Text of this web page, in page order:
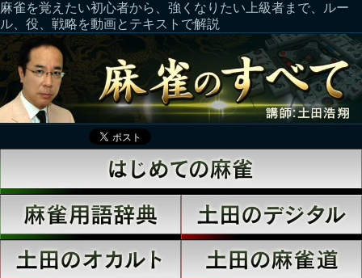
麻雀を覚えたい初心者から、強くなりたい上級者まで、ルー
ル、役、戦略を動画とテキストで解説